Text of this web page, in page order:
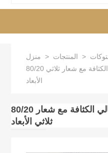
منزل > المنتجات >
80/20 يمزج قماش ستوكات عالي الكثافة مع شعار ثلاثي
الأبعاد
80/20 يمزج قماش ستوكات عالي الكثافة مع شعار
ثلاثي الأبعاد